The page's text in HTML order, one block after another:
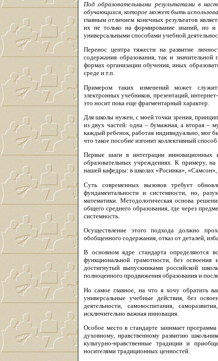
Под образовательными результатами в
обучающихся, которое может быть
главным отличием конечных результатов
их не только на формирование знаний, но и
универсальными способами учебной
Перенос центра тяжести на развитие
содержания образования, так и
формах организации обучения, иных
среде и т.п.
Примером таких изменений может
электронных учебников, презентаций,
это носит пока еще фрагментарный характер.
Для школы нужен, с моей точки зрения,
из двух частей: одна – бумажная, а вторая –
каждый ребенок, работая индивидуально, мог
что такое пособие изгонит коллективный
Первые шаги в интеграции инновационных
образовательных учреждениях. К примеру,
нашей кафедры: в школах «Росинка»,
Суть современных вызовов требует
фундаментальности и системности, но,
математики. Методологическая основа
общего среднего образования, где через
системность.
Осуществление этого подхода должно
обобщенного содержания, отказ от деталей,
В основном ядре стандарта определяются
функциональной грамотности, без
достигнутый выпускниками российской
полноценного продвижения образования и
Но самое главное, на что я хочу обратить
универсальные учебные действия, без
деятельности, самовоспитания,
исключительно важная инновация.
Особое место в стандарте занимает
духовному, нравственному развитию
культурно-нравственные традиции и
носителями традиционных ценностей.